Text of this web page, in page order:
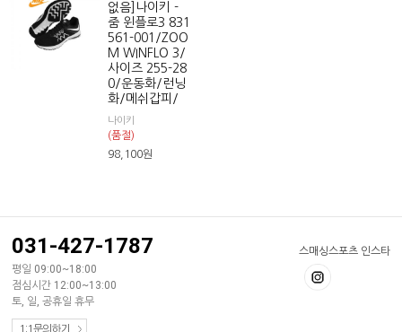
없음]나이키 -
줌 윈플로3 831
561-001/ZOO
M WINFLO 3/
사이즈 255-28
0/운동화/런닝
화/메쉬갑피/
나이키
(품절)
98,100원
스매싱스포츠 인스타
031-427-1787
평일 09:00~18:00
점심시간 12:00~13:00
토, 일, 공휴일 휴무
1:1문의하기